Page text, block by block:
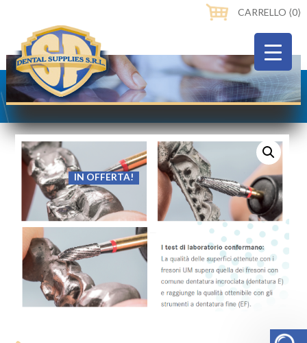
CARRELLO ⟨0⟩
IN OFFERTA!